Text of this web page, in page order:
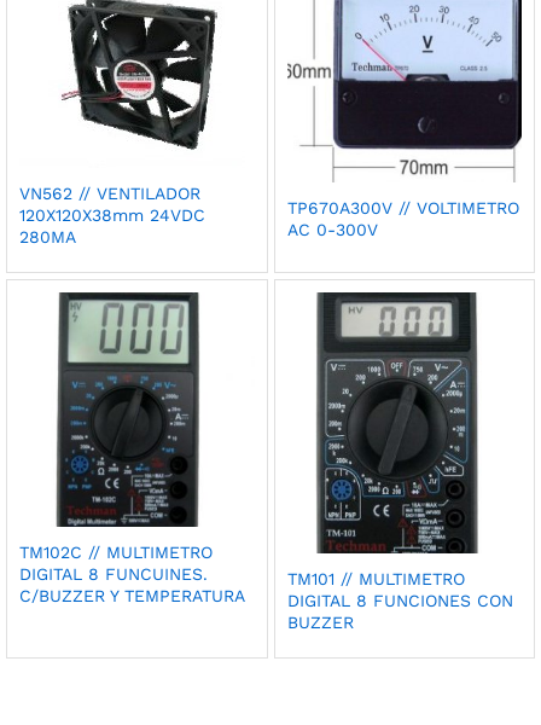
VN562 // VENTILADOR
120X120X38mm 24VDC
280MA
TP670A300V // VOLTIMETRO
AC 0-300V
TM102C // MULTIMETRO
DIGITAL 8 FUNCUINES.
C/BUZZER Y TEMPERATURA
TM101 // MULTIMETRO
DIGITAL 8 FUNCIONES CON
BUZZER